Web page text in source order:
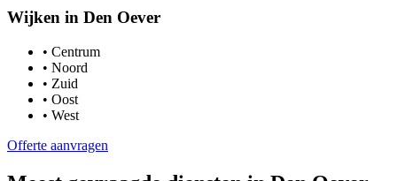
Wijken in Den Oever
• Centrum
• Noord
• Zuid
• Oost
• West
Offerte aanvragen